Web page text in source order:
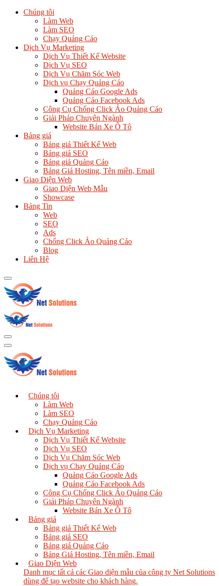
Chúng tôi
Làm Web
Làm SEO
Chạy Quảng Cáo
Dịch Vụ Marketing
Dịch Vụ Thiết Kế Website
Dịch Vụ SEO
Dịch Vụ Chăm Sóc Web
Dịch vụ Chạy Quảng Cáo
Quảng Cáo Google Ads
Quảng Cáo Facebook Ads
Công Cụ Chống Click Ảo Quảng Cáo
Giải Pháp Chuyên Ngành
Website Bán Xe Ô Tô
Bảng giá
Bảng giá Thiết Kế Web
Bảng giá SEO
Bảng giá Quảng Cáo
Bảng Giá Hosting, Tên miền, Email
Giao Diện Web
Giao Diện Web Mẫu
Showcase
Bảng Tin
Web
SEO
Ads
Chống Click Ảo Quảng Cáo
Blog
Liên Hệ
Chúng tôi
Làm Web
Làm SEO
Chạy Quảng Cáo
Dịch Vụ Marketing
Dịch Vụ Thiết Kế Website
Dịch Vụ SEO
Dịch Vụ Chăm Sóc Web
Dịch vụ Chạy Quảng Cáo
Quảng Cáo Google Ads
Quảng Cáo Facebook Ads
Công Cụ Chống Click Ảo Quảng Cáo
Giải Pháp Chuyên Ngành
Website Bán Xe Ô Tô
Bảng giá
Bảng giá Thiết Kế Web
Bảng giá SEO
Bảng giá Quảng Cáo
Bảng Giá Hosting, Tên miền, Email
Giao Diện Web
Danh mục tất cả các Giao diện mẫu của công ty Net Solutions
dùng để tạo website cho khách hàng.